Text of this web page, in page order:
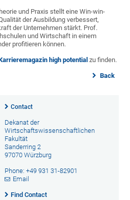
und Praxis stellt eine Win-win-
der Ausbildung verbessert,
der Unternehmen stärkt. Prof.
und Wirtschaft in einem
profitieren können.
high potentialzu finden.
Back
Contact
Dekanat der
Wirtschaftswissenschaftlichen
Fakultät
Sanderring 2
97070 Würzburg
Phone: +49 931 31-82901
Email
Find Contact